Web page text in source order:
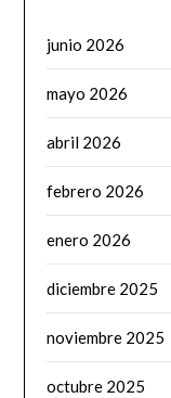
junio 2026
mayo 2026
abril 2026
febrero 2026
enero 2026
diciembre 2025
noviembre 2025
octubre 2025